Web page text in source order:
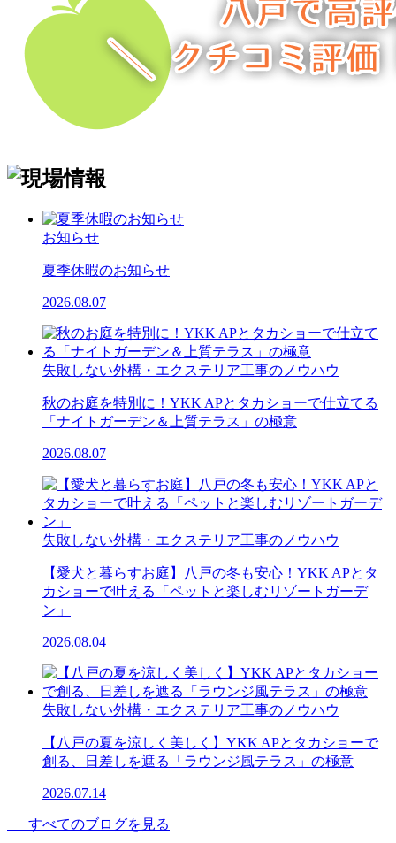
お知らせ
夏季休暇のお知らせ
2026.08.07
失敗しない外構・エクステリア工事のノウハウ
秋のお庭を特別に！YKK APとタカショーで仕立てる
「ナイトガーデン＆上質テラス」の極意
2026.08.07
失敗しない外構・エクステリア工事のノウハウ
【愛犬と暮らすお庭】八戸の冬も安心！YKK APとタ
カショーで叶える「ペットと楽しむリゾートガーデ
ン」
2026.08.04
失敗しない外構・エクステリア工事のノウハウ
【八戸の夏を涼しく美しく】YKK APとタカショーで
創る、日差しを遮る「ラウンジ風テラス」の極意
2026.07.14
すべてのブログを見る